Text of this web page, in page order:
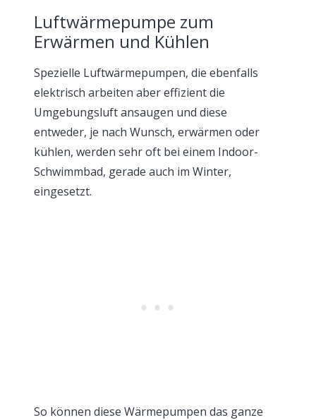
Luftwärmepumpe zum
Erwärmen und Kühlen
Spezielle Luftwärmepumpen, die ebenfalls
elektrisch arbeiten aber effizient die
Umgebungsluft ansaugen und diese
entweder, je nach Wunsch, erwärmen oder
kühlen, werden sehr oft bei einem Indoor-
Schwimmbad, gerade auch im Winter,
eingesetzt.
So können diese Wärmepumpen das ganze